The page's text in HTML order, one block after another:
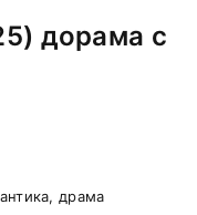
дорама с
драма